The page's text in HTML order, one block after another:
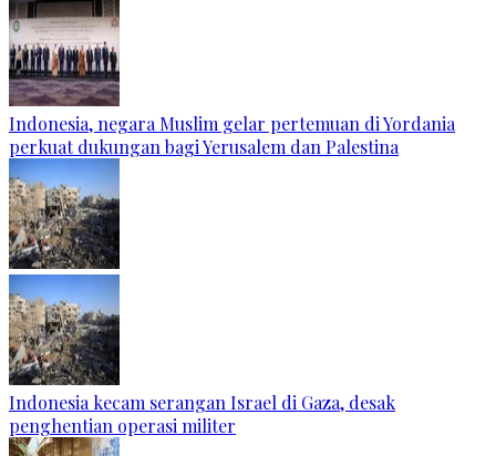
Indonesia, negara Muslim gelar pertemuan di Yordania
perkuat dukungan bagi Yerusalem dan Palestina
Indonesia kecam serangan Israel di Gaza, desak
penghentian operasi militer